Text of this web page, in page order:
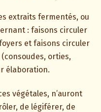
extraits fermentés, ou
: faisons circuler
et faisons circuler
orties,
élaboration.
végétales, n’auront
de légiférer, de